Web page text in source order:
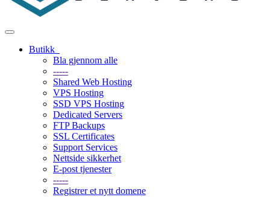
Bytt
navigasjon
Butikk
Bla gjennom alle
-----
Shared Web Hosting
VPS Hosting
SSD VPS Hosting
Dedicated Servers
FTP Backups
SSL Certificates
Support Services
Nettside sikkerhet
E-post tjenester
-----
Registrer et nytt domene